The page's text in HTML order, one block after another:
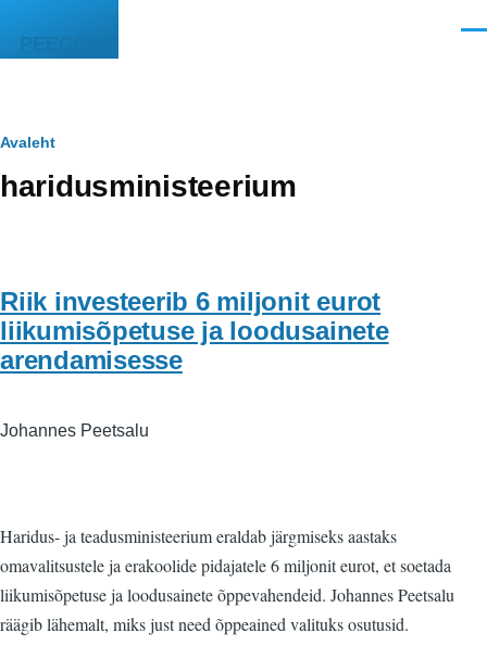
PEEGEL
Leivapuru
Avaleht
haridusministeerium
Riik investeerib 6 miljonit eurot
liikumisõpetuse ja loodusainete
arendamisesse
Johannes Peetsalu
Haridus- ja teadusministeerium eraldab järgmiseks aastaks
omavalitsustele ja erakoolide pidajatele 6 miljonit eurot, et soetada
liikumisõpetuse ja loodusainete õppevahendeid. Johannes Peetsalu
räägib lähemalt, miks just need õppeained valituks osutusid.